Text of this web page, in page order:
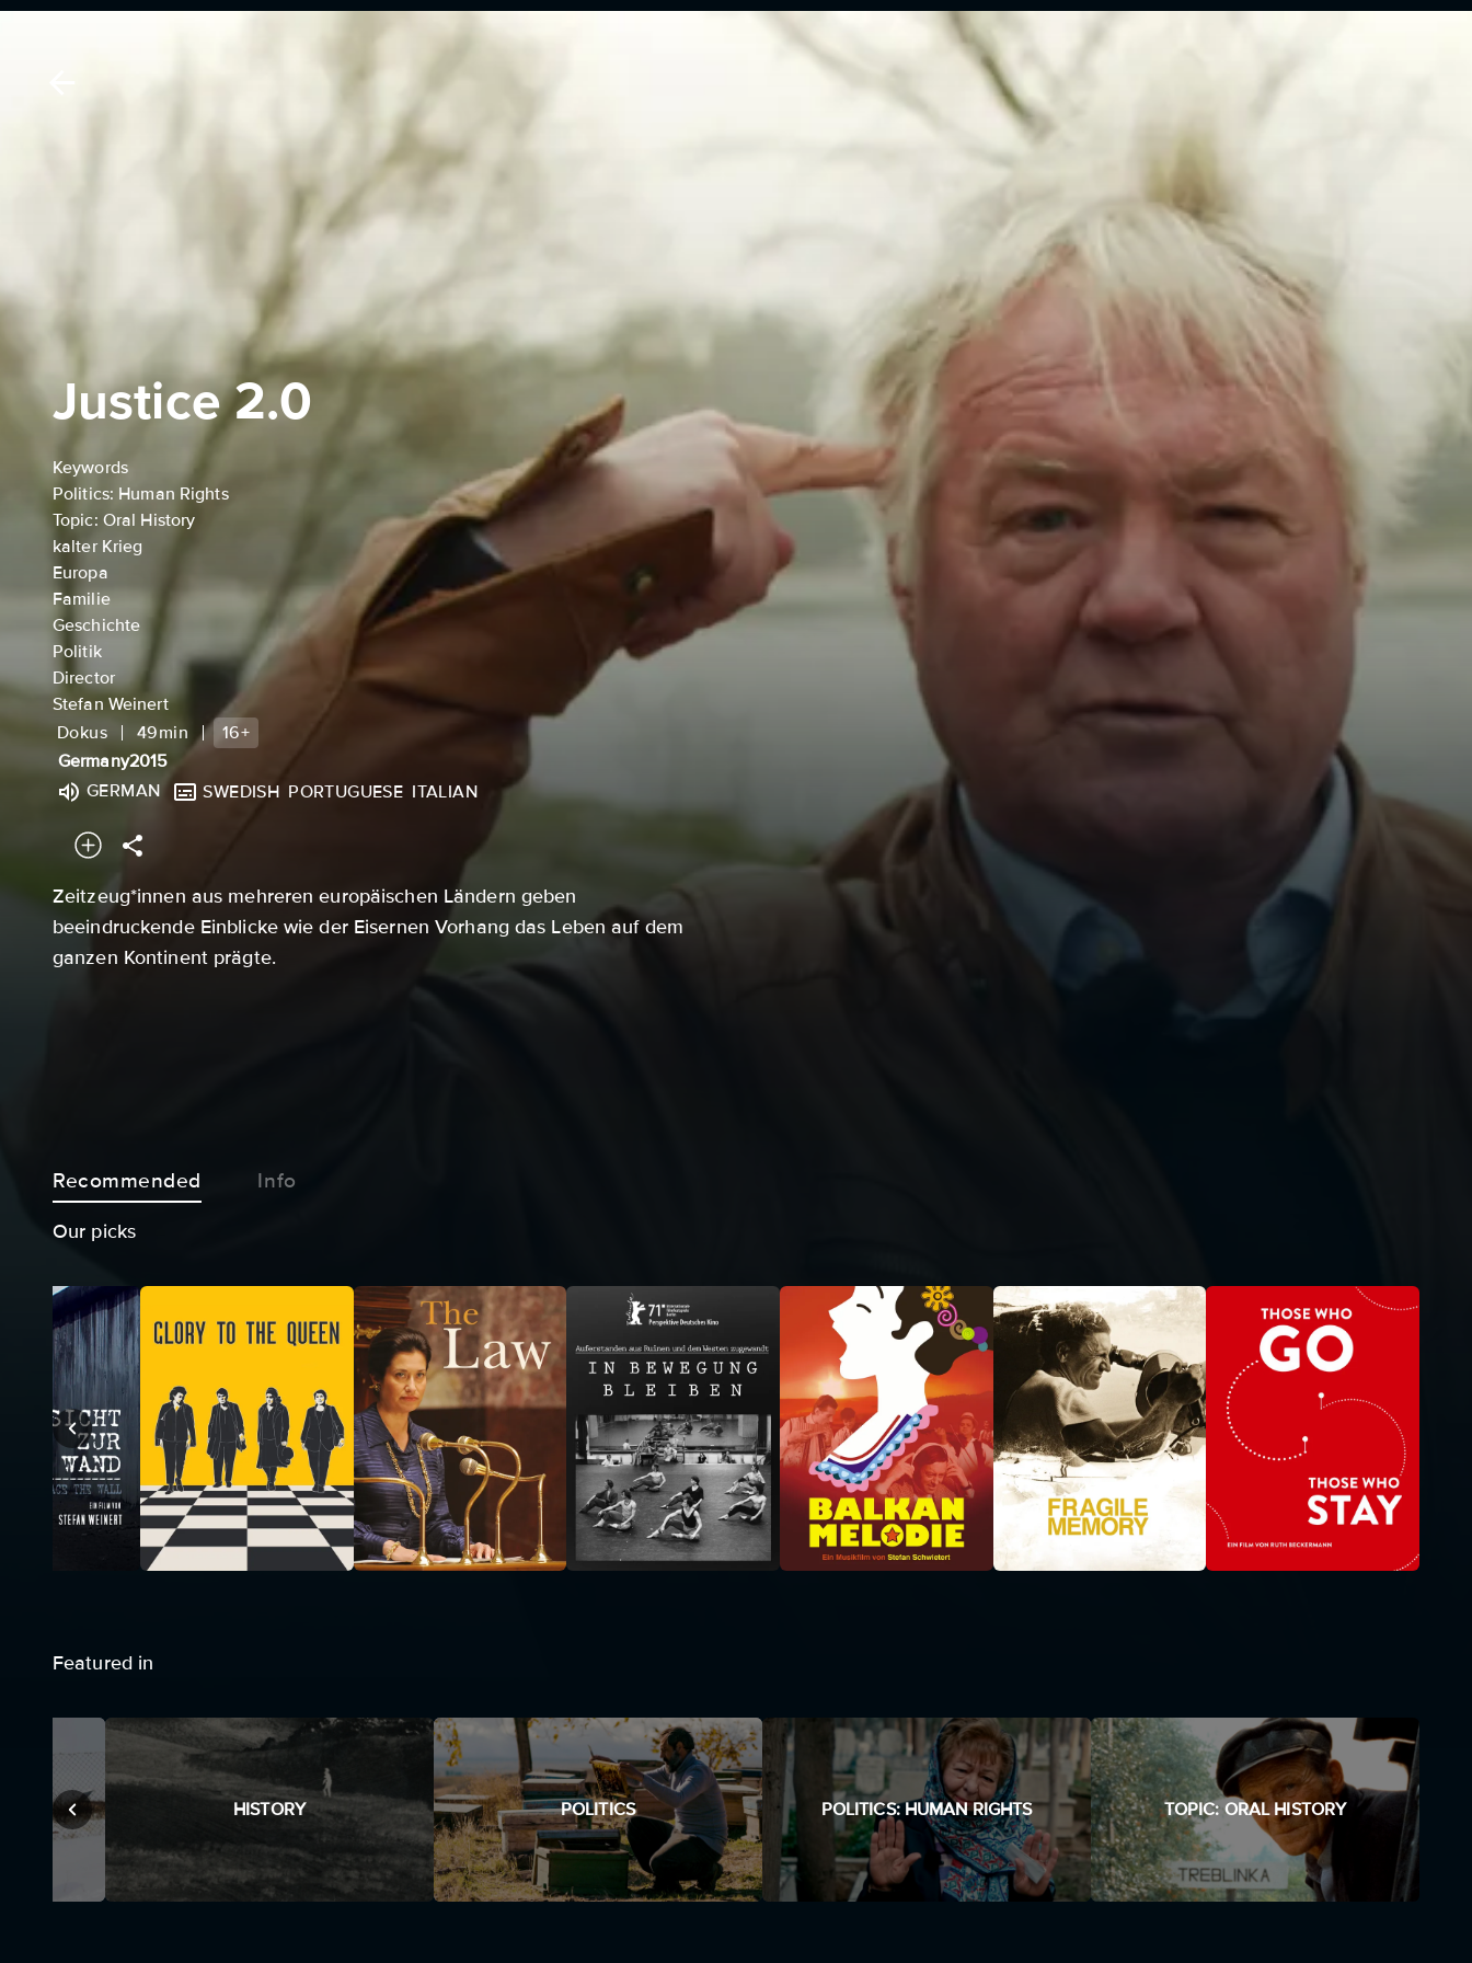
Justice 2.0
Keywords
Politics: Human Rights
Topic: Oral History
kalter Krieg
Europa
Familie
Geschichte
Politik
Director
Stefan Weinert
Dokus
49min
16+
Germany2015
GERMAN
SWEDISH PORTUGUESE ITALIAN
Zeitzeug*innen aus mehreren europäischen Ländern geben
beeindruckende Einblicke wie der Eisernen Vorhang das Leben auf dem
ganzen Kontinent prägte.
Recommended Info
Our picks
Featured in
HISTORY POLITICS POLITICS: HUMAN RIGHTS TOPIC: ORAL HISTORY